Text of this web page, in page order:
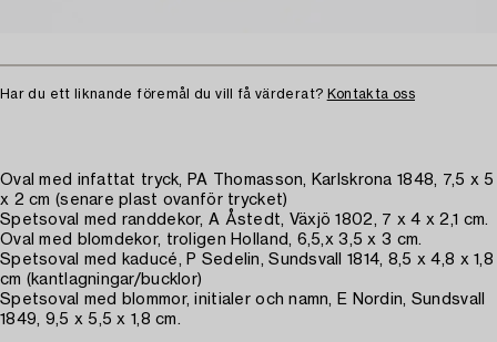
Har du ett liknande föremål du vill få värderat? Kontakta oss
Oval med infattat tryck, PA Thomasson, Karlskrona 1848, 7,5 x 5
x 2 cm (senare plast ovanför trycket)
Spetsoval med randdekor, A Åstedt, Växjö 1802, 7 x 4 x 2,1 cm.
Oval med blomdekor, troligen Holland, 6,5,x 3,5 x 3 cm.
Spetsoval med kaducé, P Sedelin, Sundsvall 1814, 8,5 x 4,8 x 1,8
cm (kantlagningar/bucklor)
Spetsoval med blommor, initialer och namn, E Nordin, Sundsvall
1849, 9,5 x 5,5 x 1,8 cm.